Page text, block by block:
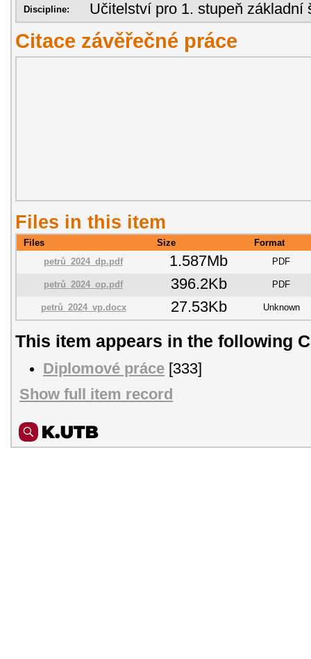
Discipline: Učitelství pro 1. stupeň základní
Citace závěřečné práce
Files in this item
Files Size
Format
petrů_2024_dp.pdf
1.587Mb PDF
petrů_2024_op.pdf 396.2Kb PDF
petrů_2024_vp.docx 27.53Kb Unknown
This item appears in the following
Diplomové práce [333]
Show full item record